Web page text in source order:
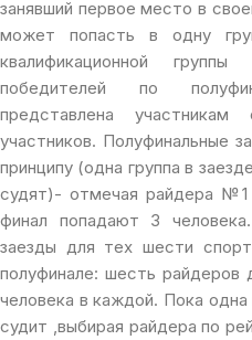
занявший первое место в
может попасть в одну
квалификационной
победителей по
представлена участникам
участников. Полуфинальные
принципу (одна группа в
судят)- отмечая райдера №1
финал попадают 3
заезды для тех шести
полуфинале: шесть райдеров
человека в каждой. Пока одна
судит ,выбирая райдера по